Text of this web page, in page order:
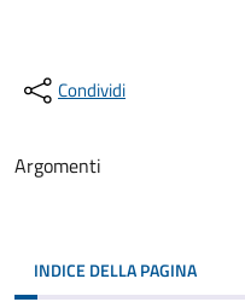
Condividi
Argomenti
INDICE DELLA PAGINA